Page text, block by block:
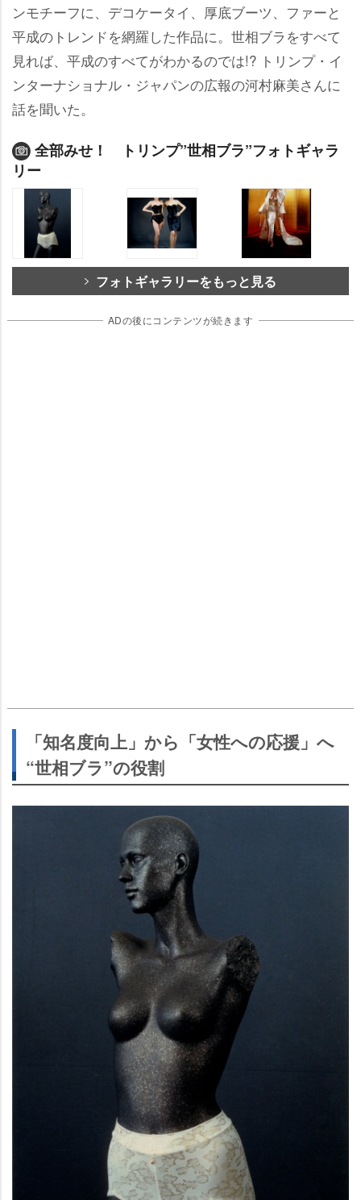
ンモチーフに、デコケータイ、厚底ブーツ、ファーと
平成のトレンドを網羅した作品に。世相ブラをすべて
見れば、平成のすべてがわかるのでは!? トリンプ・イ
ンターナショナル・ジャパンの広報の河村麻美さんに
話を聞いた。
全部みせ！ トリンプ”世相ブラ”フォトギャラ
リー
フォトギャラリーをもっと見る
ADの後にコンテンツが続きます
「知名度向上」から「女性への応援」へ
“世相ブラ”の役割